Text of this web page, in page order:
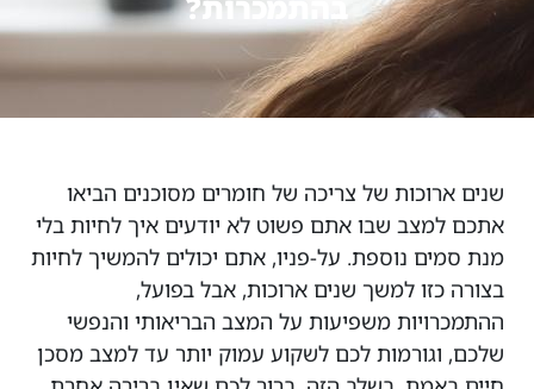
שנים ארוכות של צריכה של חומרים מסוכנים הביאו
אתכם למצב שבו אתם פשוט לא יודעים איך לחיות בלי
מנת סמים ‏נוספת. על-פניו, אתם יכולים להמשיך לחיות
בצורה כזו למשך שנים ארוכות, אבל בפועל,
ההתמכרויות משפיעות על המצב הבריאותי והנפשי
שלכם, וגורמות לכם לשקוע ‏עמוק יותר עד למצב מסכן